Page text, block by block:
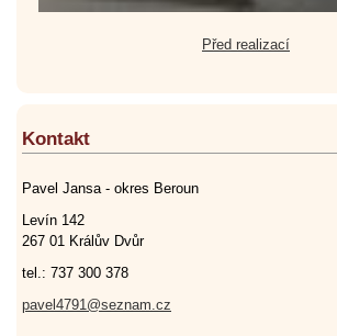
Před realizací
Kontakt
Pavel Jansa - okres Beroun
Levín 142
267 01 Králův Dvůr
tel.: 737 300 378
pavel4791@seznam.cz